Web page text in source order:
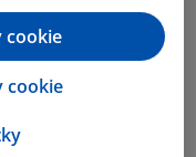
dielna
cookie
cookie